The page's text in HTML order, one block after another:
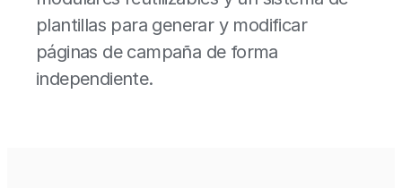
plantillas para generar y modificar
páginas de campaña de forma
independiente.